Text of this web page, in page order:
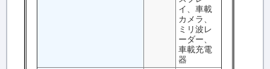
イ、車載
カメラ、
ミリ波レ
ーダー、
車載充電
器